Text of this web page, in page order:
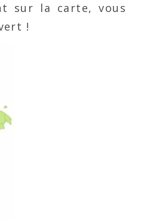
sur la carte, vous
!